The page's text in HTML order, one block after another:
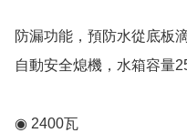
防漏功能，預防水從底板
自動安全熄機，水箱容量
◉ 2400瓦